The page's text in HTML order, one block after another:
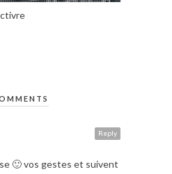
Reply
🙂 vos gestes et suivent